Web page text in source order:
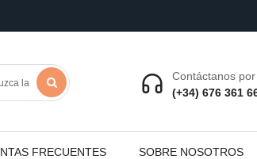
Contáctanos
(+34) 676 361
FRECUENTES SOBRE NOSOTROS